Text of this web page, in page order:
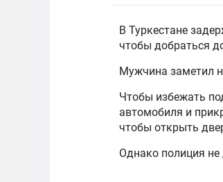
В Туркестане
чтобы добраться
Мужчина заметил
Чтобы избежать
автомобиля и
чтобы открыть
Однако полиция